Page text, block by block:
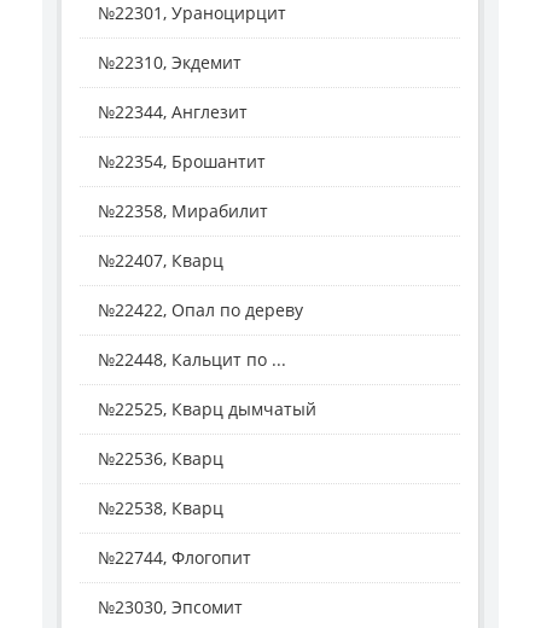
№22301, Ураноцирцит
№22310, Экдемит
№22344, Англезит
№22354, Брошантит
№22358, Мирабилит
№22407, Кварц
№22422, Опал по дереву
№22448, Кальцит по ...
№22525, Кварц дымчатый
№22536, Кварц
№22538, Кварц
№22744, Флогопит
№23030, Эпсомит